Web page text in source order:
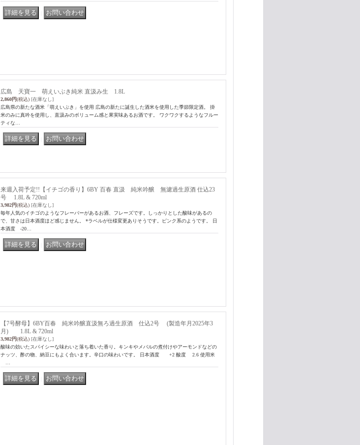
広島 天寶一 萌えいぶき純米 直汲み生 1.8L
2,860円(税込) [在庫なし]
広島県の新たな酒米「萌えいぶき」を使用 広島の新たに誕生した酒米を使用した季節限定酒。 掛
米のみに真吟を使用し、直汲みのボリューム感と果実味あるお酒です。 ワクワクするようなフルー
ティな…
来週入荷予定!!【イチゴの香り】6BY 百春 直汲 純米吟醸 無濾過生原酒 仕込23
号 1.8L & 720ml
3,982円(税込) [在庫なし]
毎年人気のイチゴのようなフレーバーがあるお酒、フレーズです。しっかりとした酸味があるの
で、甘さは日本酒度ほど感じません。 *ラベルが仕様変更ありそうです。ピンク系のようです。 日
本酒度 -20…
【7号酵母】6BY百春 純米吟醸直汲無ろ過生原酒 仕込2号 (製造年月2025年3
月) 1.8L & 720ml
3,982円(税込) [在庫なし]
酸味の効いたスパイシーな味わいと落ち着いた香り。キンキやメバルの煮付けやアーモンドなどの
ナッツ、酢の物、納豆にもよく合います。辛口の味わいです。 日本酒度 +2 酸度 2.6 使用米